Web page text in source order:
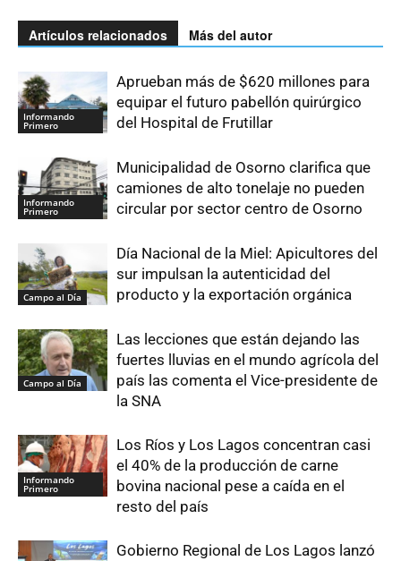
Artículos relacionados Más del autor
Informando
Primero
Aprueban más de $620 millones para
equipar el futuro pabellón quirúrgico
del Hospital de Frutillar
Informando
Primero
Municipalidad de Osorno clarifica que
camiones de alto tonelaje no pueden
circular por sector centro de Osorno
Campo al Día
Día Nacional de la Miel: Apicultores del
sur impulsan la autenticidad del
producto y la exportación orgánica
Campo al Día
Las lecciones que están dejando las
fuertes lluvias en el mundo agrícola del
país las comenta el Vice-presidente de
la SNA
Informando
Primero
Los Ríos y Los Lagos concentran casi
el 40% de la producción de carne
bovina nacional pese a caída en el
resto del país
Gobierno Regional de Los Lagos lanzó